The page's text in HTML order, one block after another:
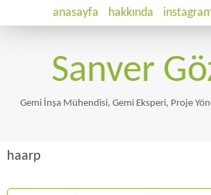
anasayfa hakkında
Sanver
Gemi İnşa Mühendisi, Gemi Eksperi, Proje
haarp